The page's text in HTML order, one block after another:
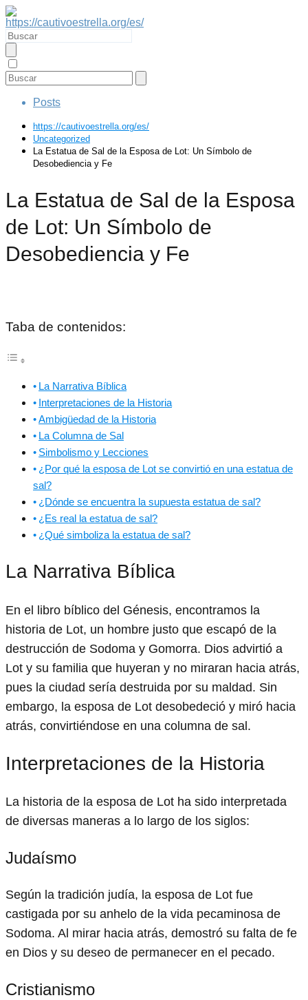
Posts
https://cautivoestrella.org/es/
Uncategorized
La Estatua de Sal de la Esposa de Lot: Un Símbolo de
Desobediencia y Fe
La Estatua de Sal de la Esposa
de Lot: Un Símbolo de
Desobediencia y Fe
Taba de contenidos:
La Narrativa Bíblica
Interpretaciones de la Historia
Ambigüedad de la Historia
La Columna de Sal
Simbolismo y Lecciones
¿Por qué la esposa de Lot se convirtió en una estatua de
sal?
¿Dónde se encuentra la supuesta estatua de sal?
¿Es real la estatua de sal?
¿Qué simboliza la estatua de sal?
La Narrativa Bíblica
En el libro bíblico del Génesis, encontramos la
historia de Lot, un hombre justo que escapó de la
destrucción de Sodoma y Gomorra. Dios advirtió a
Lot y su familia que huyeran y no miraran hacia atrás,
pues la ciudad sería destruida por su maldad. Sin
embargo, la esposa de Lot desobedeció y miró hacia
atrás, convirtiéndose en una columna de sal.
Interpretaciones de la Historia
La historia de la esposa de Lot ha sido interpretada
de diversas maneras a lo largo de los siglos:
Judaísmo
Según la tradición judía, la esposa de Lot fue
castigada por su anhelo de la vida pecaminosa de
Sodoma. Al mirar hacia atrás, demostró su falta de fe
en Dios y su deseo de permanecer en el pecado.
Cristianismo